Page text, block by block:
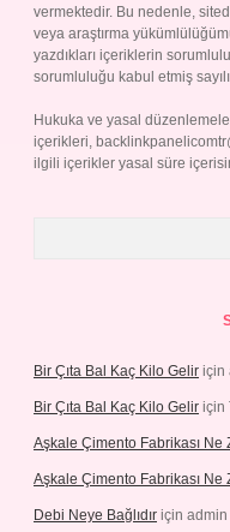
vermektedir. Bu nedenle,
veya araştırma
yazdıkları içeriklerin
sorumluluğu kabul etmiş
Hukuka ve yasal
içerikleri,
ilgili içerikler yasal süre
Bir Çıta Bal Kaç Kilo Gelir için
Bir Çıta Bal Kaç Kilo Gelir için
Aşkale Çimento Fabrikası Ne
Aşkale Çimento Fabrikası Ne
Debi Neye Bağlıdır için admin